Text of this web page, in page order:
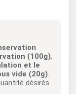
(100g),
et le
vide (20g).
désirés.